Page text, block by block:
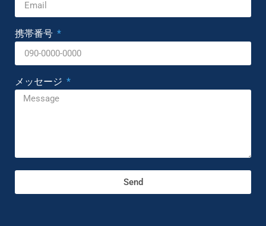
携帯番号
メッセージ
Send